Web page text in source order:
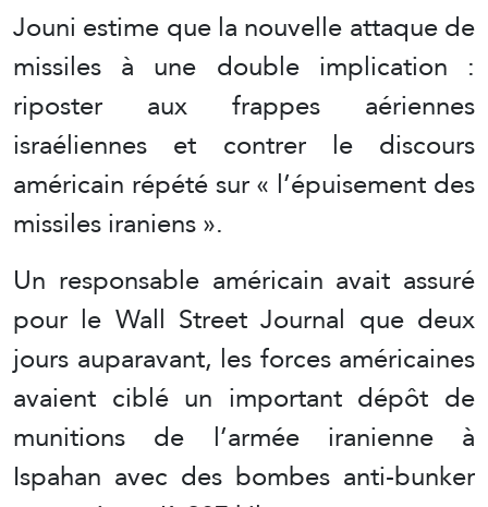
Jouni estime que la nouvelle attaque de
missiles à une double implication :
riposter aux frappes aériennes
israéliennes et contrer le discours
américain répété sur « l’épuisement des
missiles iraniens ».
Un responsable américain avait assuré
pour le Wall Street Journal que deux
jours auparavant, les forces américaines
avaient ciblé un important dépôt de
munitions de l’armée iranienne à
Ispahan avec des bombes anti-bunker